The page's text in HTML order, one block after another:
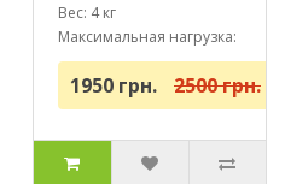
Вес: 4 кг
Максимальная нагрузка:
до 100 кг
1950 грн. 2500 грн.